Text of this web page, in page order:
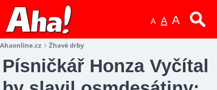
A A A
Ahaonline.cz Žhavé drby
Písničkář Honza Vyčítal